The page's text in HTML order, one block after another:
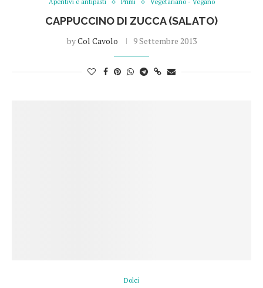
Aperitivi e antipasti Primi Vegetariano - Vegano
CAPPUCCINO DI ZUCCA (SALATO)
byCol Cavolo 9 Settembre 2013
Dolci